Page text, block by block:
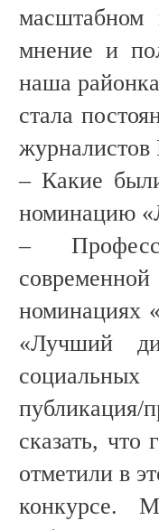
масштабном
мнение и
наша
стала
журналистов
– Какие
номинацию
–
номинациях
«Лучший
публикация/
сказать, что
отметили в
конкурсе.